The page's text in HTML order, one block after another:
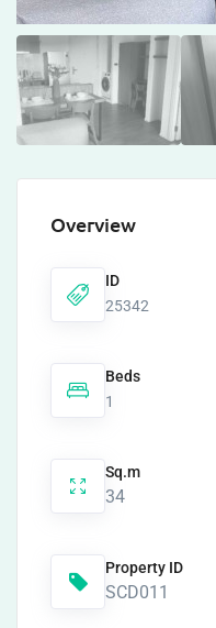
Overview
ID
25342
Beds
1
Sq.m
34
Property ID
SCD011